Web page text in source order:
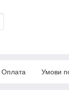
Оплата Умови